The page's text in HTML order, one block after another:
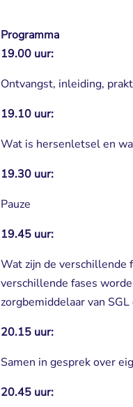
Programma
19.00 uur:
Ontvangst, inleiding,
19.10 uur:
Wat is hersenletsel en
19.30 uur:
Pauze
19.45 uur:
Wat zijn de verschillende
verschillende fases
zorgbemiddelaar van
20.15 uur:
Samen in gesprek over
20.45 uur: